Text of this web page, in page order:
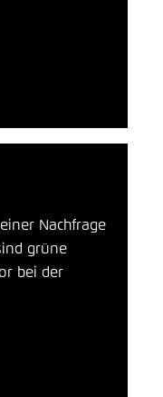
Nachfrage
grüne
bei der